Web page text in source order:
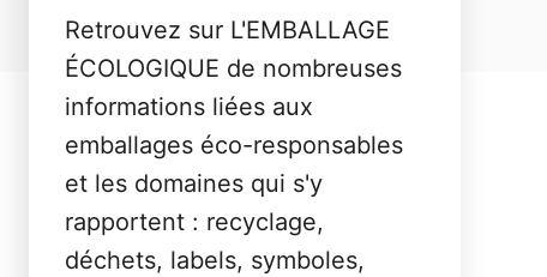
Retrouvez sur L'EMBALLAGE
ÉCOLOGIQUE de nombreuses
informations liées aux
emballages éco-responsables
et les domaines qui s'y
rapportent : recyclage,
déchets, labels, symboles,